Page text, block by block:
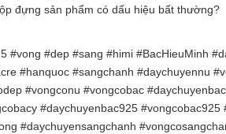
đựng sản phẩm có dấu hiệu bất thường?
#vong #dep #sang #himi #BacHieuMinh
#hanquoc #sangchanh #daychuyennu
#vongconu #vongcobac
#daychuyenbac925
#daychuyensangchanh